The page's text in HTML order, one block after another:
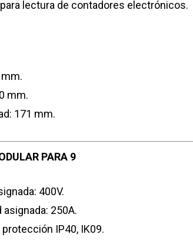
lectura de contadores electrónicos.
mm.
171 mm.
PARA 9
400V.
asignada: 250A.
protección IP40, IK09.